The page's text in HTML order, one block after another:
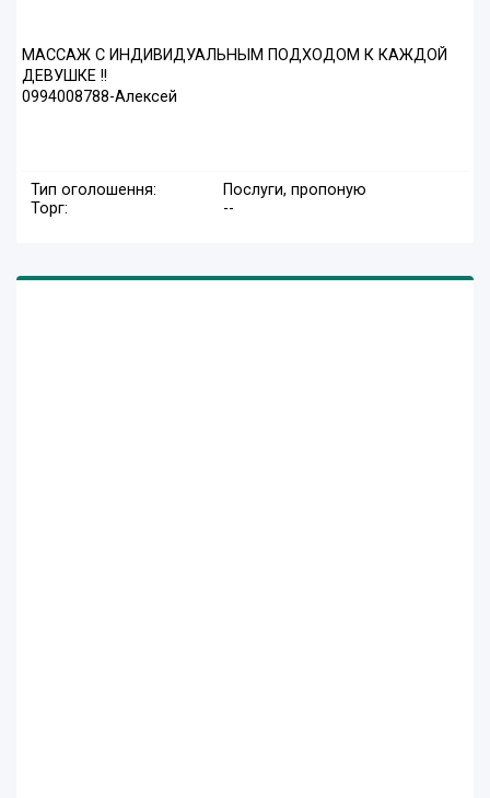
МАССАЖ С ИНДИВИДУАЛЬНЫМ ПОДХОДОМ К КАЖДОЙ
ДЕВУШКЕ !!
0994008788-Алексей
Тип оголошення:
Послуги, пропоную
Торг:
--